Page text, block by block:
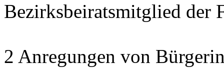
Bezirksbeiratsmitglied der
2 Anregungen von